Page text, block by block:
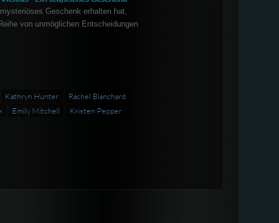
Geschenk erhalten hat,
von unmöglichen Entscheidungen
Kathryn Hunter
Rachel Blanchard
Emily Mitchell Kristen Pepper